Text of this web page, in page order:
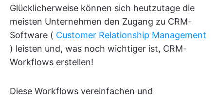
Glücklicherweise können sich heutzutage die
meisten Unternehmen den Zugang zu CRM-
Software ( Customer Relationship Management
) leisten und, was noch wichtiger ist, CRM-
Workflows erstellen!
Diese Workflows vereinfachen und